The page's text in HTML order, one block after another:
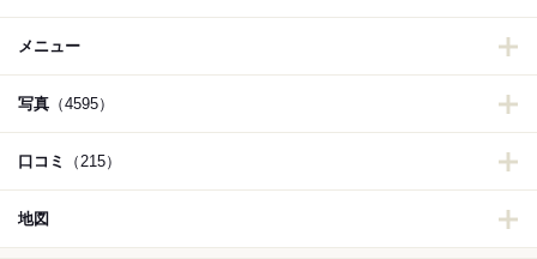
メニュー
写真 （4595）
口コミ （215）
地図